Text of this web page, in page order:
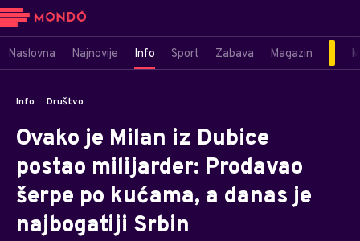
Naslovna Najnovije Info Sport Zabava Magazin
Info Društvo
Ovako je Milan iz Dubice
postao milijarder: Prodavao
šerpe po kućama, a danas je
najbogatiji Srbin